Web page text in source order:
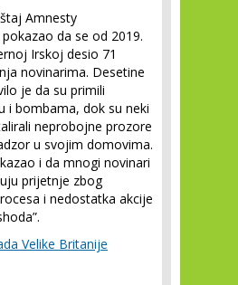
Amnesty
da se od 2019.
Irskoj desio 71
novinarima. Desetine
je da su primili
i bombama, dok su neki
neprobojne prozore
u svojim domovima.
i da mnogi novinari
prijetnje zbog
i nedostatka akcije
Velike Britanije